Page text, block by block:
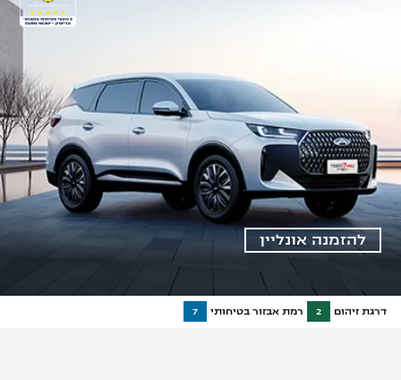
להזמנה אונליין
דרגת זיהום 2 רמת אבזור בטיחותי 7